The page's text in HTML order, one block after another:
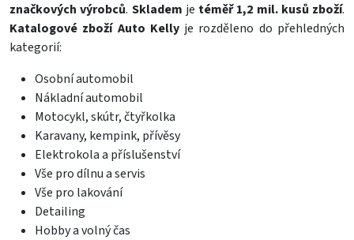
značkových výrobců. Skladem je téměř 1,2 mil. kusů zboží.
Katalogové zboží Auto Kellyje rozděleno do přehledných
kategorií:
Osobní automobil
Nákladní automobil
Motocykl, skútr, čtyřkolka
Karavany, kempink, přívěsy
Elektrokola a příslušenství
Vše pro dílnu a servis
Vše pro lakování
Detailing
Hobby a volný čas